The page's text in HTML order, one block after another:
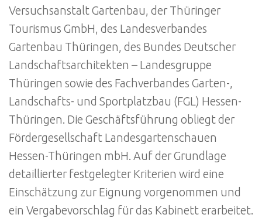
Versuchsanstalt Gartenbau, der Thüringer
Tourismus GmbH, des Landesverbandes
Gartenbau Thüringen, des Bundes Deutscher
Landschaftsarchitekten – Landesgruppe
Thüringen sowie des Fachverbandes Garten-,
Landschafts- und Sportplatzbau (FGL) Hessen-
Thüringen. Die Geschäftsführung obliegt der
Fördergesellschaft Landesgartenschauen
Hessen-Thüringen mbH. Auf der Grundlage
detaillierter festgelegter Kriterien wird eine
Einschätzung zur Eignung vorgenommen und
ein Vergabevorschlag für das Kabinett erarbeitet.